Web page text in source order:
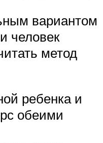
вариантом
человек
метод
ребенка и
обеими